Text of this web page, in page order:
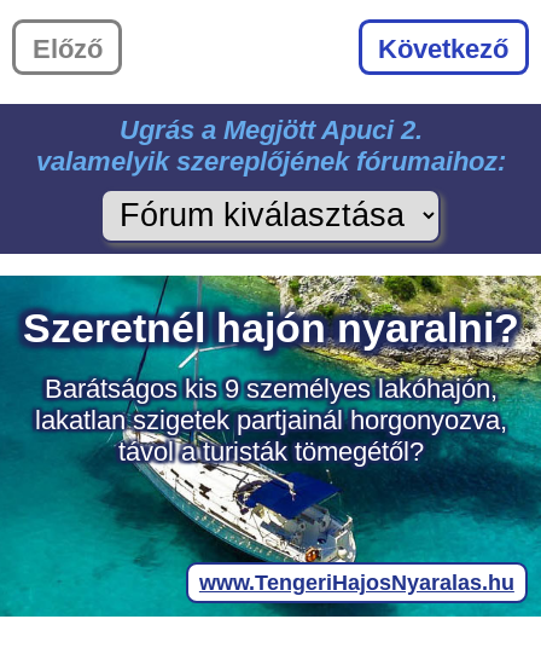
Előző Következő
Ugrás a Megjött Apuci 2.
valamelyik szereplőjének fórumaihoz: